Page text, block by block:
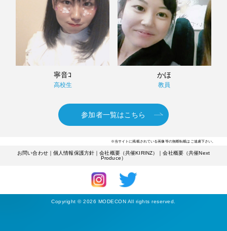
寧音ｺ
高校生
かほ
教員
参加者一覧はこちら
※当サイトに掲載されている画像等の無断転載はご遠慮下さい。
お問い合わせ｜個人情報保護方針 ｜会社概要（共催KIRINZ） ｜会社概要（共催Next
Produce）
Copyright © 2026 MODECON All rights reserved.